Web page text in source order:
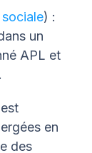
) :
un
APL et
en
des